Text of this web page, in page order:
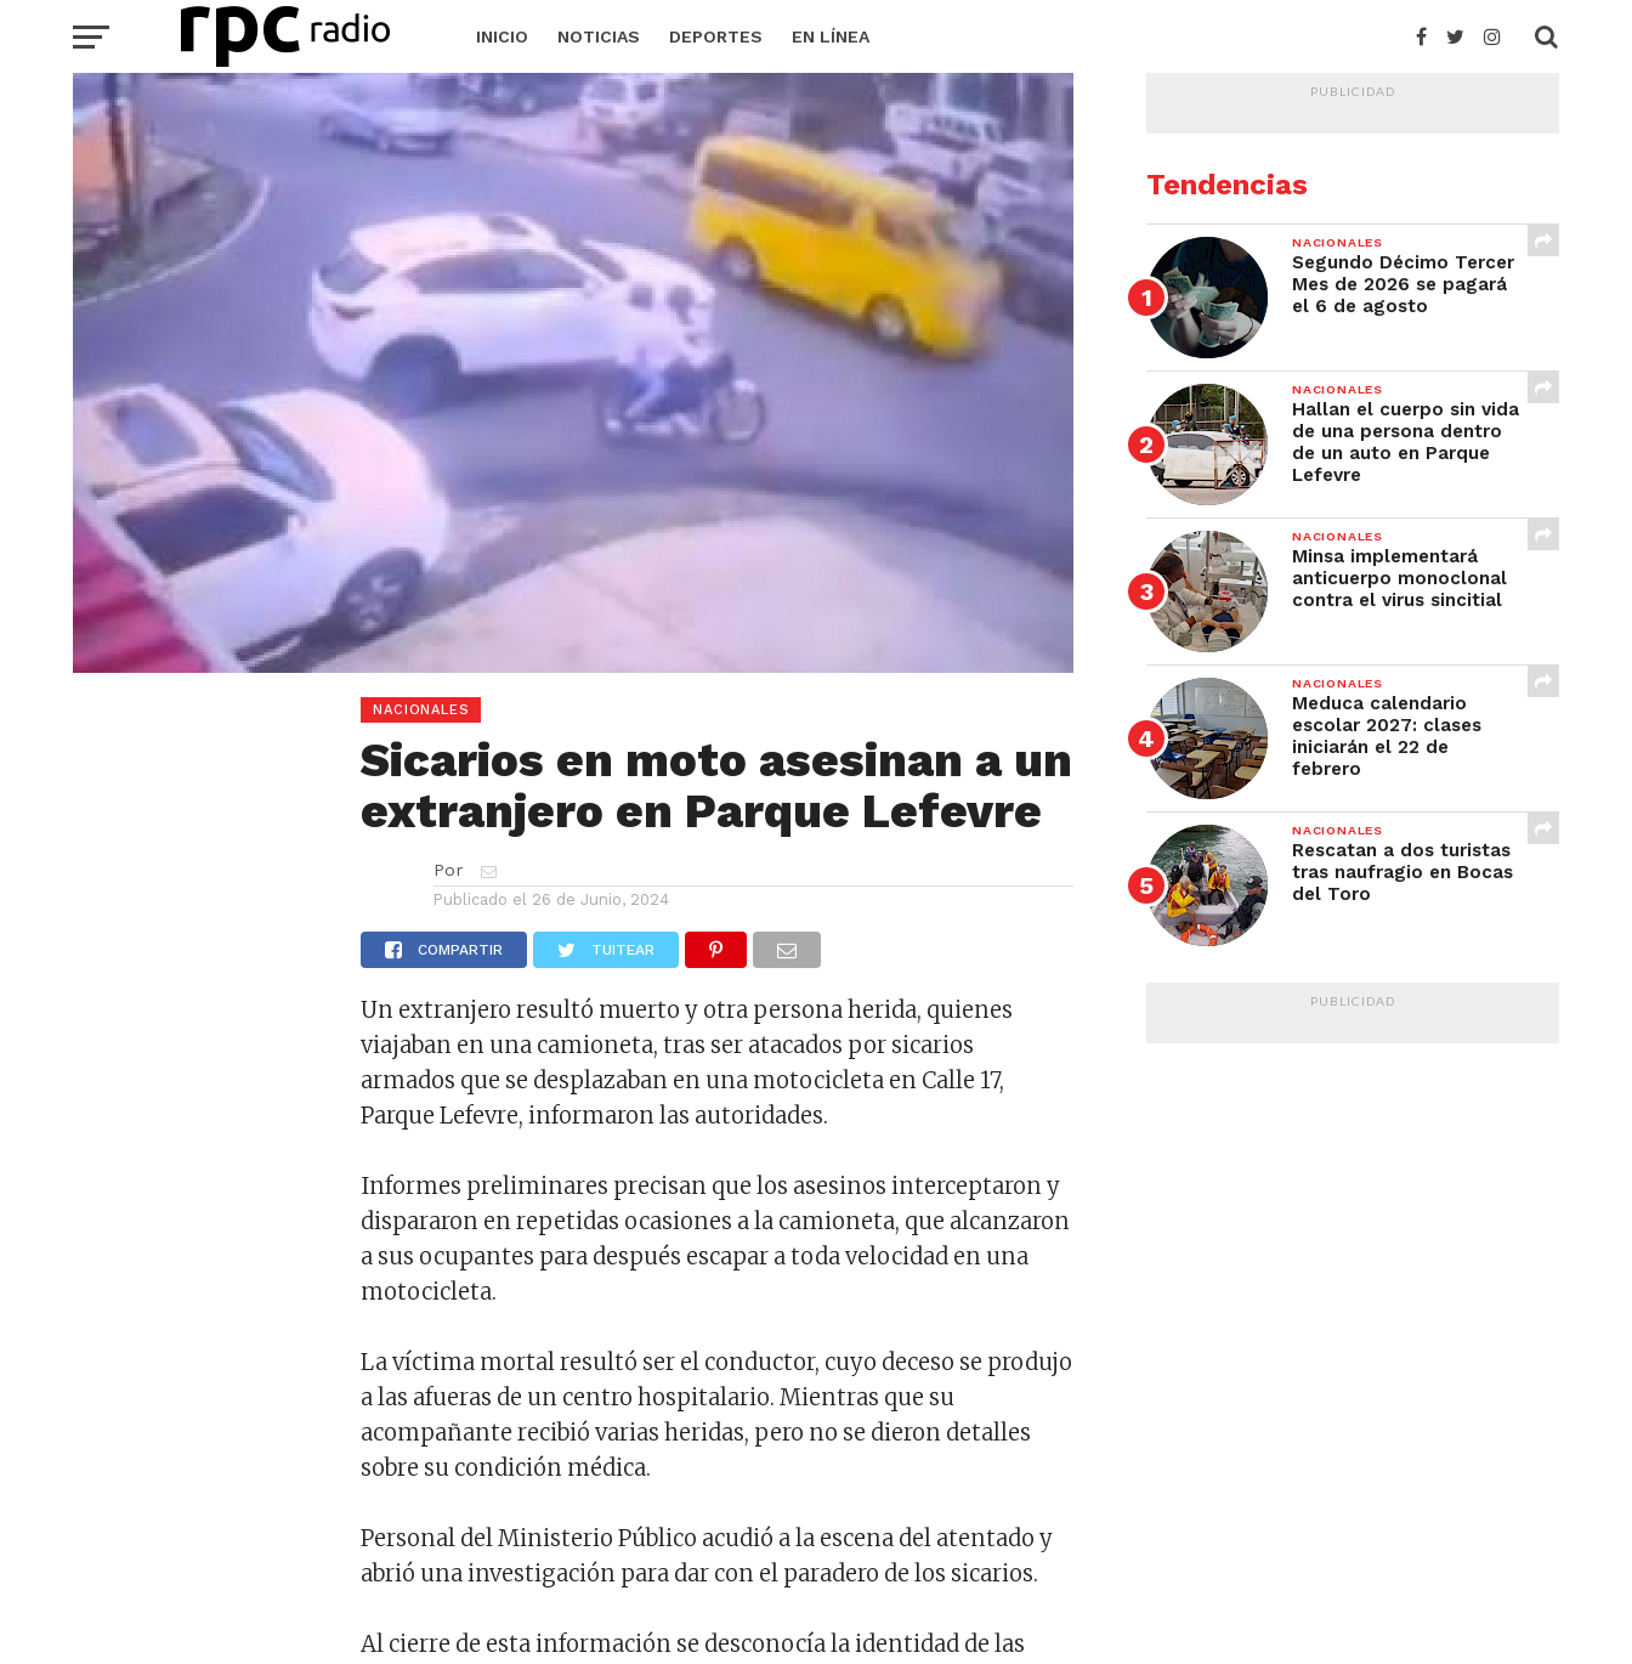
INICIO NOTICIAS DEPORTES EN LÍNEA
NACIONALES
Sicarios en moto asesinan a un
extranjero en Parque Lefevre
Por
Publicado el 26 de Junio, 2024
COMPARTIR TUITEAR
Un extranjero resultó muerto y otra persona herida, quienes
viajaban en una camioneta, tras ser atacados por sicarios
armados que se desplazaban en una motocicleta en Calle 17,
Parque Lefevre, informaron las autoridades.
Informes preliminares precisan que los asesinos interceptaron y
dispararon en repetidas ocasiones a la camioneta, que alcanzaron
a sus ocupantes para después escapar a toda velocidad en una
motocicleta.
La víctima mortal resultó ser el conductor, cuyo deceso se produjo
a las afueras de un centro hospitalario. Mientras que su
acompañante recibió varias heridas, pero no se dieron detalles
sobre su condición médica.
Personal del Ministerio Público acudió a la escena del atentado y
abrió una investigación para dar con el paradero de los sicarios.
Al cierre de esta información se desconocía la identidad de las
PUBLICIDAD
Tendencias
NACIONALES
Segundo Décimo Tercer
Mes de 2026 se pagará
el 6 de agosto
NACIONALES
Hallan el cuerpo sin vida
de una persona dentro
de un auto en Parque
Lefevre
NACIONALES
Minsa implementará
anticuerpo monoclonal
contra el virus sincitial
NACIONALES
Meduca calendario
escolar 2027: clases
iniciarán el 22 de
febrero
NACIONALES
Rescatan a dos turistas
tras naufragio en Bocas
del Toro
PUBLICIDAD